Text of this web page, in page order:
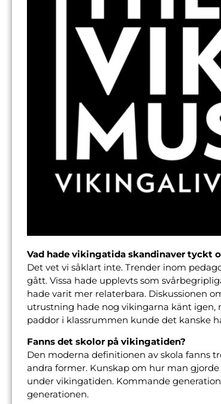
Vad hade vikingatida skandinaver tyckt
Det vet vi såklart inte. Trender inom
gått. Vissa hade upplevts som
hade varit mer relaterbara. Diskussionen
utrustning hade nog vikingarna känt igen,
paddor i klassrummen kunde det kanske
Fanns det skolor på vikingatiden?
Den moderna definitionen av skola fanns
andra former. Kunskap om hur man
under vikingatiden. Kommande
generationen.